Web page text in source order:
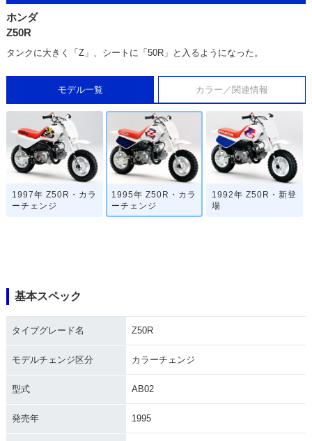
ホンダ
Z50R
タンクに大きく「Z」、シートに「50R」と入るようになった。
モデル一覧 カラー／関連情報
1997年 Z50R・カラ
ーチェンジ
1995年 Z50R・カラ
ーチェンジ
1992年 Z50R・新登
場
基本スペック
タイプグレード名 Z50R
モデルチェンジ区分 カラーチェンジ
型式 AB02
発売年 1995